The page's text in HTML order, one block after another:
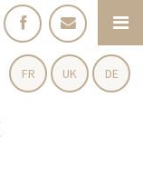
FR UK DE